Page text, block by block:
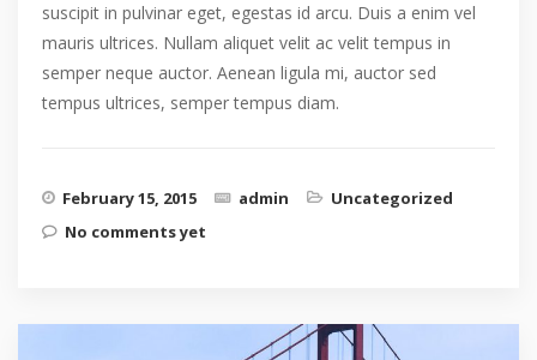
suscipit in pulvinar eget, egestas id arcu. Duis a enim vel
mauris ultrices. Nullam aliquet velit ac velit tempus in
semper neque auctor. Aenean ligula mi, auctor sed
tempus ultrices, semper tempus diam.
February 15, 2015 admin
Uncategorized
No comments yet